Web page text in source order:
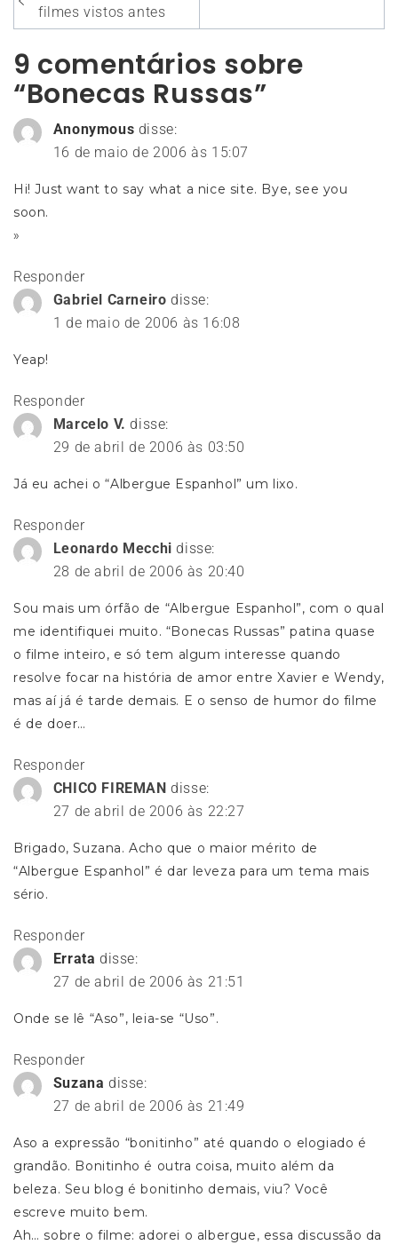
de
Post
filmes vistos antes
9 comentários sobre
“Bonecas Russas”
Anonymous disse:
16 de maio de 2006 às 15:07
Hi! Just want to say what a nice site. Bye, see you
soon.
»
Responder
Gabriel Carneiro disse:
1 de maio de 2006 às 16:08
Yeap!
Responder
Marcelo V. disse:
29 de abril de 2006 às 03:50
Já eu achei o “Albergue Espanhol” um lixo.
Responder
Leonardo Mecchi disse:
28 de abril de 2006 às 20:40
Sou mais um órfão de “Albergue Espanhol”, com o qual
me identifiquei muito. “Bonecas Russas” patina quase
o filme inteiro, e só tem algum interesse quando
resolve focar na história de amor entre Xavier e Wendy,
mas aí já é tarde demais. E o senso de humor do filme
é de doer…
Responder
CHICO FIREMAN disse:
27 de abril de 2006 às 22:27
Brigado, Suzana. Acho que o maior mérito de
“Albergue Espanhol” é dar leveza para um tema mais
sério.
Responder
Errata disse:
27 de abril de 2006 às 21:51
Onde se lê “Aso”, leia-se “Uso”.
Responder
Suzana disse:
27 de abril de 2006 às 21:49
Aso a expressão “bonitinho” até quando o elogiado é
grandão. Bonitinho é outra coisa, muito além da
beleza. Seu blog é bonitinho demais, viu? Você
escreve muito bem.
Ah… sobre o filme: adorei o albergue, essa discussão da